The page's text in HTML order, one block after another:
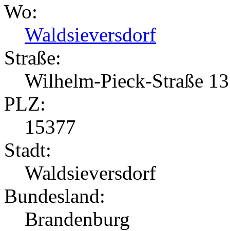
Wo:
Waldsieversdorf
Straße:
Wilhelm-Pieck-Straße 13
PLZ:
15377
Stadt:
Waldsieversdorf
Bundesland:
Brandenburg